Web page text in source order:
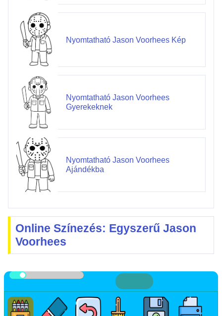
Nyomtatható Jason Voorhees Kép
Nyomtatható Jason Voorhees
Gyerekeknek
Nyomtatható Jason Voorhees
Ajándékba
Online Színezés: Egyszerű Jason
Voorhees